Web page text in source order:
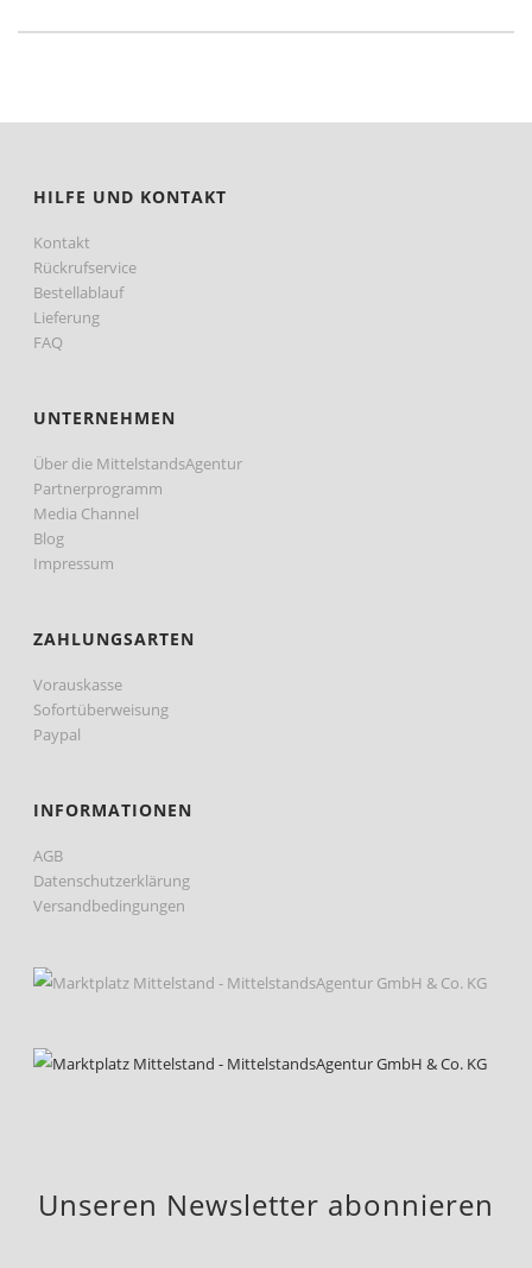
HILFE UND KONTAKT
Kontakt
Rückrufservice
Bestellablauf
Lieferung
FAQ
UNTERNEHMEN
Über die MittelstandsAgentur
Partnerprogramm
Media Channel
Blog
Impressum
ZAHLUNGSARTEN
Vorauskasse
Sofortüberweisung
Paypal
INFORMATIONEN
AGB
Datenschutzerklärung
Versandbedingungen
Unseren Newsletter abonnieren